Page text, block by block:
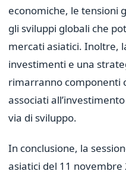
economiche, le tensioni
gli sviluppi globali che
mercati asiatici. Inoltre,
investimenti e una
rimarranno componenti
associati
via di sviluppo.
In conclusione, la
asiatici del 11